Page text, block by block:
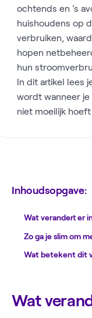
ochtends en ’s
huishoudens op
verbruiken,
hopen
hun
In dit artikel lees
wordt wanneer
niet moeilijk hoeft
Inhoudsopgave:
Wat verandert er
Zo ga je slim om
Wat betekent dit
Wat